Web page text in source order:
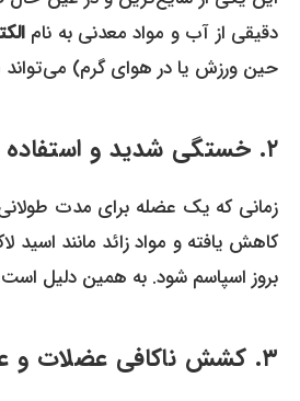
دقیقی از آب و مواد معدنی به نام
حین ورزش یا در هوای گرم)
۲. خستگی شدید و استفاده بیش از حد و طولانی‌مدت از عضلات
زمانی که یک عضله برای مدت
کاهش یافته و مواد زائد مانند
بروز اسپاسم شود. به همین دلیل
۳. کشش ناکافی عضلات و عدم گرم کردن صحیح بدن قبل از شروع ورزش